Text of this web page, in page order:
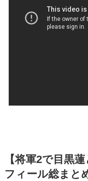
【将軍2で目黒
フィール総まと